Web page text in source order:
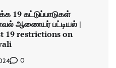
19 கட்டுப்பாடுகள்
ஆணையர் பட்டியல் |
19 restrictions on
0